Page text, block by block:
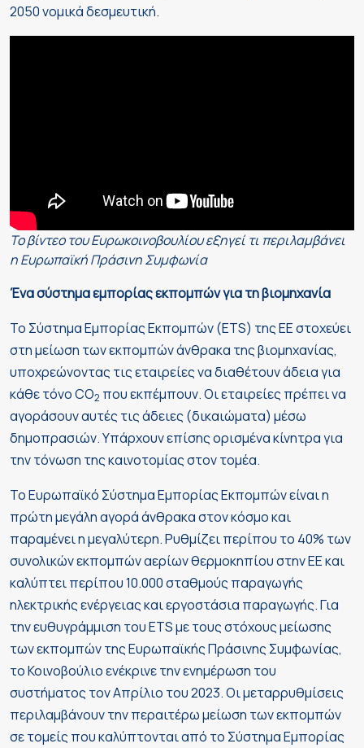
2050 νομικά δεσμευτική.
Το βίντεο του Ευρωκοινοβουλίου εξηγεί τι περιλαμβάνει
η Ευρωπαϊκή Πράσινη Συμφωνία
Ένα σύστημα εμπορίας εκπομπών για τη βιομηχανία
Το Σύστημα Εμπορίας Εκπομπών (ETS) της ΕΕ στοχεύει
στη μείωση των εκπομπών άνθρακα της βιομηχανίας,
υποχρεώνοντας τις εταιρείες να διαθέτουν άδεια για
κάθε τόνο CO2 που εκπέμπουν. Οι εταιρείες πρέπει να
αγοράσουν αυτές τις άδειες (δικαιώματα) μέσω
δημοπρασιών. Υπάρχουν επίσης ορισμένα κίνητρα για
την τόνωση της καινοτομίας στον τομέα.
Το Ευρωπαϊκό Σύστημα Εμπορίας Εκπομπών είναι η
πρώτη μεγάλη αγορά άνθρακα στον κόσμο και
παραμένει η μεγαλύτερη. Ρυθμίζει περίπου το 40% των
συνολικών εκπομπών αερίων θερμοκηπίου στην ΕΕ και
καλύπτει περίπου 10.000 σταθμούς παραγωγής
ηλεκτρικής ενέργειας και εργοστάσια παραγωγής. Για
την ευθυγράμμιση του ΕΤS με τους στόχους μείωσης
των εκπομπών της Ευρωπαϊκής Πράσινης Συμφωνίας,
το Κοινοβούλιο ενέκρινε την ενημέρωση του
συστήματος τον Απρίλιο του 2023. Οι μεταρρυθμίσεις
περιλαμβάνουν την περαιτέρω μείωση των εκπομπών
σε τομείς που καλύπτονται από το Σύστημα Εμπορίας